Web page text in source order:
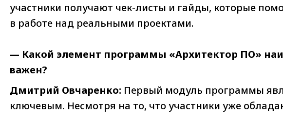
участники получают чек-листы и гайды, которые
в работе над реальными проектами.
— Какой элемент программы «Архитектор ПО»
важен?
Дмитрий Овчаренко: Первый модуль программы
ключевым. Несмотря на то, что участники уже